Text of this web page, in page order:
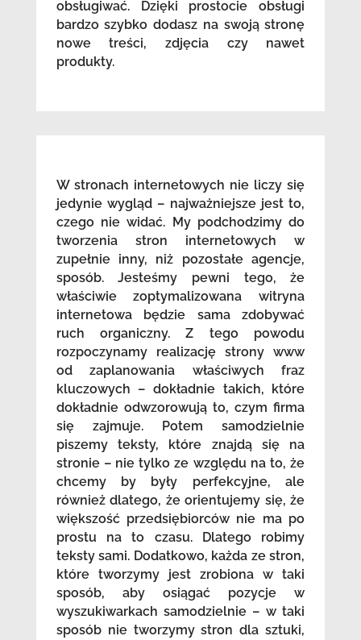
obsługiwać. Dzięki prostocie obsługi
bardzo szybko dodasz na swoją stronę
nowe treści, zdjęcia czy nawet
produkty.
W stronach internetowych nie liczy się
jedynie wygląd – najważniejsze jest to,
czego nie widać. My podchodzimy do
tworzenia stron internetowych w
zupełnie inny, niż pozostałe agencje,
sposób. Jesteśmy pewni tego, że
właściwie zoptymalizowana witryna
internetowa będzie sama zdobywać
ruch organiczny. Z tego powodu
rozpoczynamy realizację strony www
od zaplanowania właściwych fraz
kluczowych – dokładnie takich, które
dokładnie odwzorowują to, czym firma
się zajmuje. Potem samodzielnie
piszemy teksty, które znajdą się na
stronie – nie tylko ze względu na to, że
chcemy by były perfekcyjne, ale
również dlatego, że orientujemy się, że
większość przedsiębiorców nie ma po
prostu na to czasu. Dlatego robimy
teksty sami. Dodatkowo, każda ze stron,
które tworzymy jest zrobiona w taki
sposób, aby osiągać pozycje w
wyszukiwarkach samodzielnie – w taki
sposób nie tworzymy stron dla sztuki,